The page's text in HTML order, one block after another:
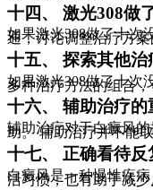
十四、 激光308做
如果激光308做了十次
通，讨论调整治疗方
十五、 探索其他治
如果激光308做了十次
多种治疗方法的组合
十六、 辅助治疗的
辅助治疗对于白癜风
助。 辅助治疗并不能
十七、 正确看待反
白癜风是一种慢性疾
活习惯，也有助于减